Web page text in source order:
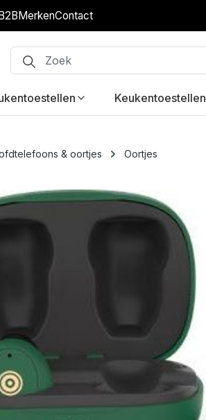
MerkenContact
Keukentoestellen
& oortjes Oortjes